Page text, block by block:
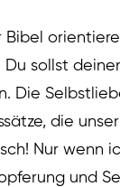
Bibel
Du sollst
Die
die
Nur wenn
und